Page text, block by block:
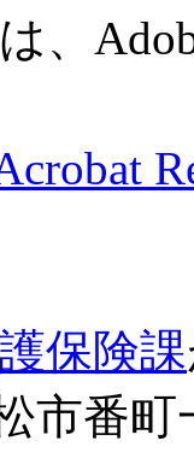
、
保険課
市番町